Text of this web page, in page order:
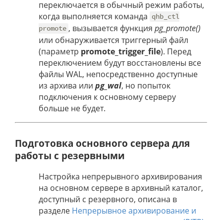
переключается в обычный режим работы,
когда выполняется команда qhb_ctl
promote , вызывается функцияpg_promote()
или обнаруживается триггерный файл
(параметр promote_trigger_file). Перед
переключением будут восстановлены все
файлы WAL, непосредственно доступные
из архива или pg_wal, но попыток
подключения к основному серверу
больше не будет.
Подготовка основного сервера для
работы с резервными
Настройка непрерывного архивирования
на основном сервере в архивный каталог,
доступный с резервного, описана в
разделе Непрерывное архивирование и